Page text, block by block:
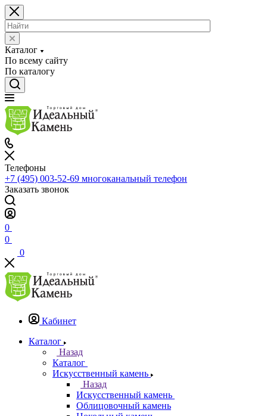
Каталог
По всему сайту
По каталогу
Телефоны
+7 (495) 003-52-69 многоканальный телефон
Заказать звонок
0
0
0
Кабинет
Каталог
Назад
Каталог
Искусственный камень
Назад
Искусственный камень
Облицовочный камень